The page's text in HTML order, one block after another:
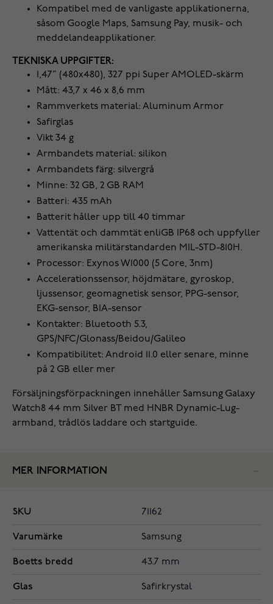
Kompatibel med de vanligaste applikationerna,
såsom Google Maps, Samsung Pay, musik- och
meddelandeapplikationer.
TEKNISKA UPPGIFTER:
1,47” (480x480), 327 ppi Super AMOLED-skärm
Mått: 43,7 x 46 x 8,6 mm
Rammverkets material: Aluminum Armor
Safirglas
Vikt 34 g
Armbandets material: silikon
Armbandets färg: silvergrå
Minne: 32 GB, 2 GB RAM
Batteri: 435 mAh
Batterit håller upp till 40 timmar
Vattentät och dammtät enliGB IP68 och uppfyller
amerikanska militärstandarden MIL-STD-810H.
Processor: Exynos W1000 (5 Core, 3nm)
Accelerationssensor, höjdmätare, gyroskop,
ljussensor, geomagnetisk sensor, PPG-sensor,
EKG-sensor, BIA-sensor
Kontakter: Bluetooth 5.3,
GPS/NFC/Glonass/Beidou/Galileo
Kompatibilitet: Android 11.0 eller senare, minne
på 2 GB eller mer
Försäljningsförpackningen innehåller Samsung Galaxy
Watch8 44 mm Silver BT med HNBR Dynamic-Lug-
armband, trådlös laddare och startguide.
MER INFORMATION
SKU 71162
Varumärke Samsung
Boetts bredd 43.7 mm
Glas Safirkrystal